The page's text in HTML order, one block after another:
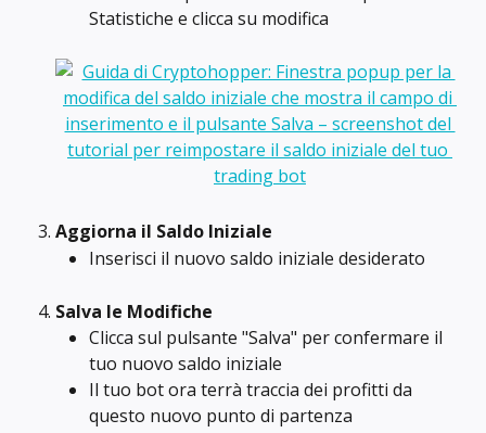
Statistiche e clicca su modifica
Aggiorna il Saldo Iniziale
Inserisci il nuovo saldo iniziale desiderato
Salva le Modifiche
Clicca sul pulsante "Salva" per confermare il
tuo nuovo saldo iniziale
Il tuo bot ora terrà traccia dei profitti da
questo nuovo punto di partenza